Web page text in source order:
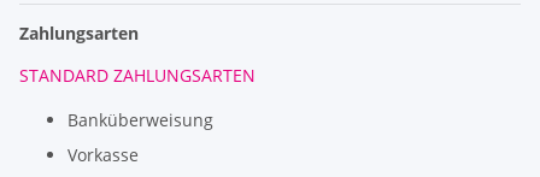
Zahlungsarten
STANDARD ZAHLUNGSARTEN
Banküberweisung
Vorkasse